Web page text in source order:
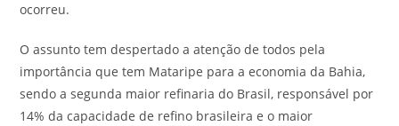
ocorreu.
O assunto tem despertado a atenção de todos pela
importância que tem Mataripe para a economia da Bahia,
sendo a segunda maior refinaria do Brasil, responsável por
14% da capacidade de refino brasileira e o maior